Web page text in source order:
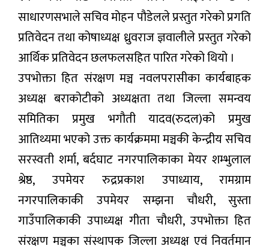
साधारणसभाले सचिव मोहन पौडेलले प्रस्तुत गरेको प्रगति
प्रतिवेदन तथा कोषाध्यक्ष ध्रुवराज ज्ञवालीले प्रस्तुत गरेको
आर्थिक प्रतिवेदन छलफलसहित पारित गरेको थियो ।
उपभोक्ता हित संरक्षण मञ्च नवलपरासीका कार्यबाहक
अध्यक्ष बराकोटीको अध्यक्षता तथा जिल्ला समन्वय
समितिका प्रमुख भगौती यादव(रुदल)को प्रमुख
आतिथ्यमा भएको उक्त कार्यक्रममा मञ्चकी केन्द्रीय सचिव
सरस्वती शर्मा, बर्दघाट नगरपालिकाका मेयर शम्भुलाल
श्रेष्ठ, उपमेयर रुद्रप्रकाश उपाध्याय, रामग्राम
नगरपालिकाकी उपमेयर सम्झना चौधरी, सुस्ता
गाउँपालिकाकी उपाध्यक्ष गीता चौधरी, उपभोक्ता हित
संरक्षण मञ्चका संस्थापक जिल्ला अध्यक्ष एवं निवर्तमान